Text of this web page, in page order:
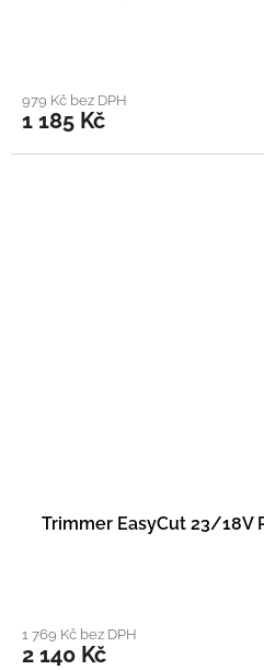
979 Kč bez DPH
1 185 Kč
Trimmer EasyCut 23/18V
1 769 Kč bez DPH
2 140 Kč